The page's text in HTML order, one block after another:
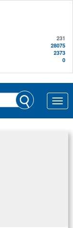
231
28075
2373
0
Toggle